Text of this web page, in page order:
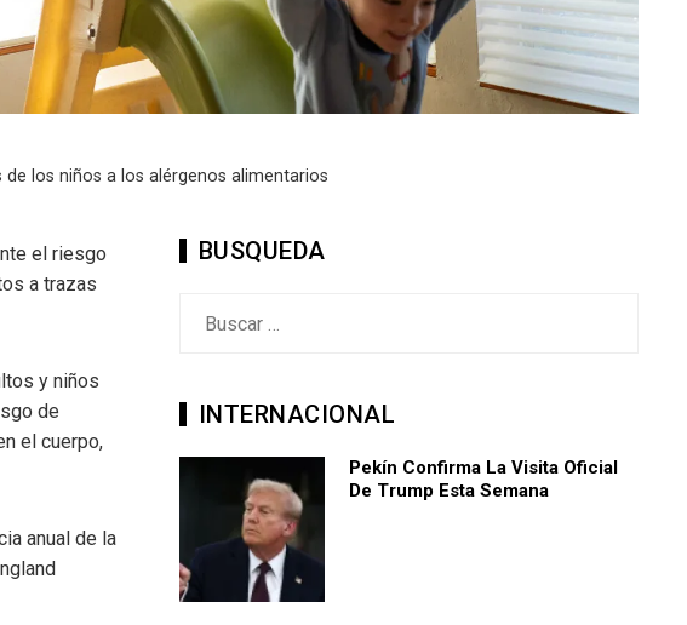
los niños a los alérgenos alimentarios
el riesgo
a trazas
y niños
de
el cuerpo,
anual de la
BUSQUEDA
INTERNACIONAL
Pekín Confirma La Visita Oficial
De Trump Esta Semana